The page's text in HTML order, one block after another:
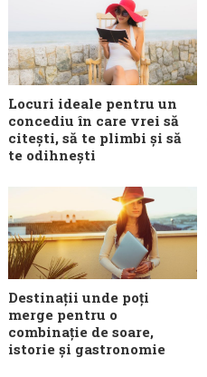
Locuri ideale pentru un
concediu în care vrei să
citești, să te plimbi și să
te odihnești
Destinații unde poți
merge pentru o
combinație de soare,
istorie și gastronomie